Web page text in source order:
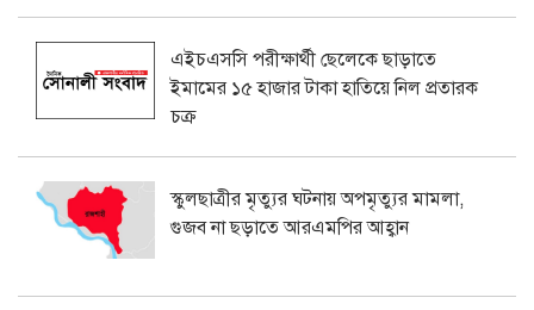
এইচএসসি পরীক্ষার্থী ছেলেকে ছাড়াতে
ইমামের ১৫ হাজার টাকা হাতিয়ে নিল প্রতারক
চক্র
স্কুলছাত্রীর মৃত্যুর ঘটনায় অপমৃত্যুর মামলা,
গুজব না ছড়াতে আরএমপির আহ্বান